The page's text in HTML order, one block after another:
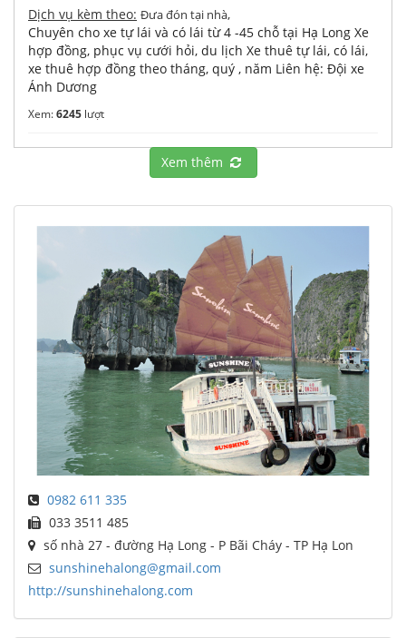
Dịch vụ kèm theo: Đưa đón tại nhà,
Chuyên cho xe tự lái và có lái từ 4 -45 chỗ tại Hạ Long Xe
hợp đồng, phục vụ cưới hỏi, du lịch Xe thuê tự lái, có lái,
xe thuê hợp đồng theo tháng, quý , năm Liên hệ: Đội xe
Ánh Dương
Xem:6245 lượt
Xem thêm
0982 611 335
033 3511 485
số nhà 27 - đường Hạ Long - P Bãi Cháy - TP Hạ Lon
sunshinehalong@gmail.com
http://sunshinehalong.com